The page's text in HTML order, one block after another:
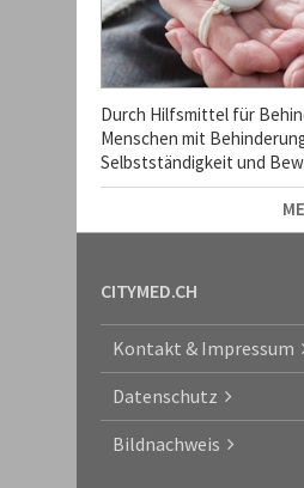
Durch Hilfsmittel für
Menschen mit
Selbstständigkeit und
CITYMED.CH
Kontakt & Impressum
Datenschutz
Bildnachweis